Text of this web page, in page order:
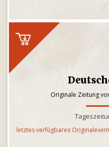
Originale Zeitung
letztes verfügbares